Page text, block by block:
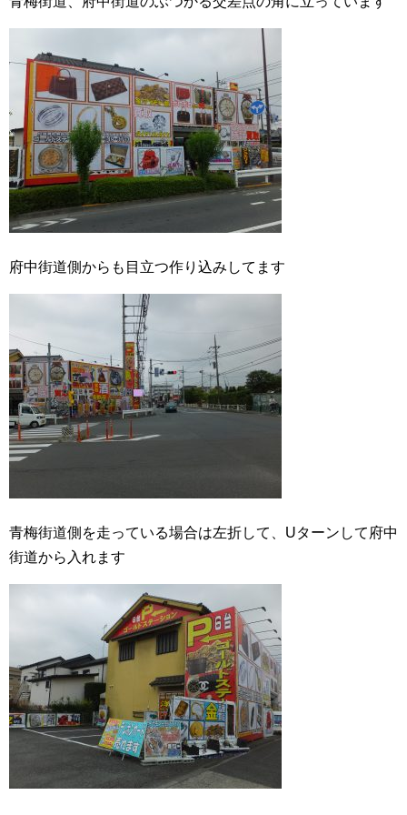
府中街道側からも目立つ作り込みしてます
青梅街道側を走っている場合は左折して、Uターンして府中
街道から入れます